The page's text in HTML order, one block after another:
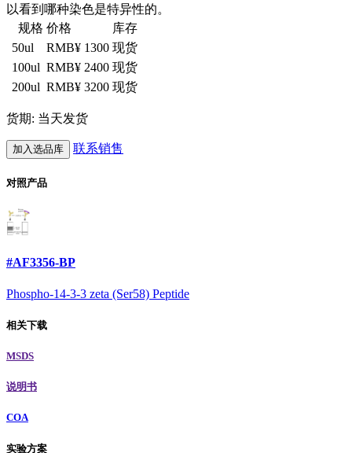
以看到哪种染色是特异性的。
规格 价格
库存
50ul
RMB¥ 1300 现货
100ul RMB¥ 2400 现货
200ul RMB¥ 3200 现货
货期: 当天发货
加入选品库 联系销售
对照产品
#AF3356-BP
Phospho-14-3-3 zeta (Ser58) Peptide
相关下载
MSDS
说明书
COA
实验方案